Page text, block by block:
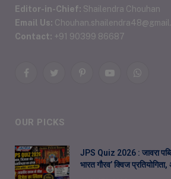
Editor-in-Chief: Shailendra Chouhan
Email Us:
Contact: +91 90399 86687
FacebookTwitterPinterestYouTube
OUR PICKS
JPS Quiz 2026 : जावरा
भारत गौरव’ क्विज